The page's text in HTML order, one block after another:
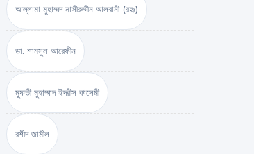
আল্লামা মুহাম্মদ নাসীরুদ্দীন আলবানী (রহঃ)
ডা. শামসুল আরেফীন
মুফতী মুহাম্মাদ ইদরীস কাসেমী
রশীদ জামীল